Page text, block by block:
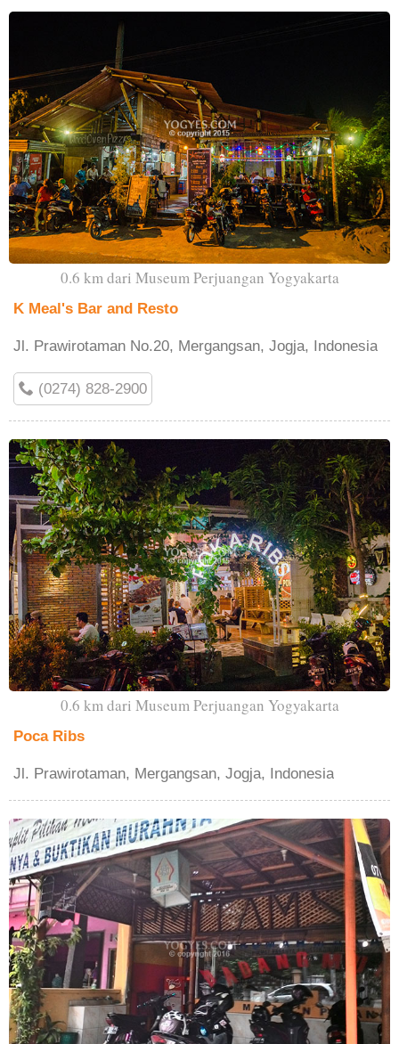
0.6 km dari Museum Perjuangan Yogyakarta
K Meal's Bar and Resto
Jl. Prawirotaman No.20, Mergangsan, Jogja, Indonesia
(0274) 828-2900
0.6 km dari Museum Perjuangan Yogyakarta
Poca Ribs
Jl. Prawirotaman, Mergangsan, Jogja, Indonesia